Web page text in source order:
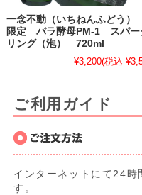
一念不動（いちねんふどう
限定 バラ酵母PM-1 スパー
リング（泡） 720ml
¥3,200(税込
ご利用ガイド
インターネットにて24時
す。